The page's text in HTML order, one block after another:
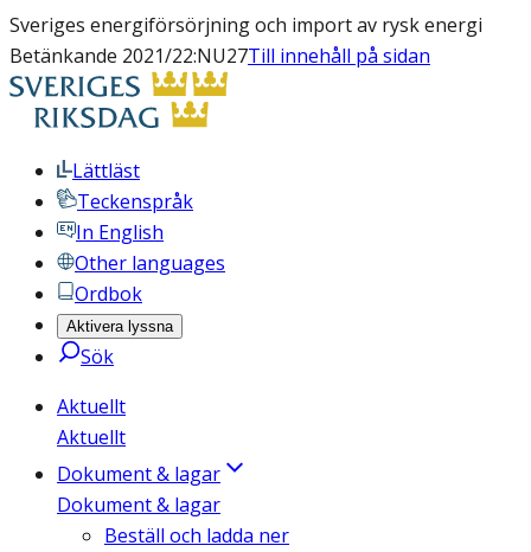
Sveriges energiförsörjning och import av rysk energi
Betänkande 2021/22:NU27Till innehåll på sidan
Lättläst
Teckenspråk
In English
Other languages
Ordbok
Aktivera lyssna
Sök
Aktuellt
Aktuellt
Dokument & lagar
Dokument & lagar
Beställ och ladda ner